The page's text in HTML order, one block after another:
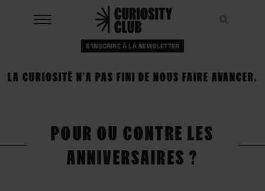
RESSOURCES
S'INSCRIRE À LA NEWSLETTER
LA CURIOSITÉ N'A PAS FINI DE NOUS FAIRE AVANCER.
POUR OU CONTRE LES
ANNIVERSAIRES ?